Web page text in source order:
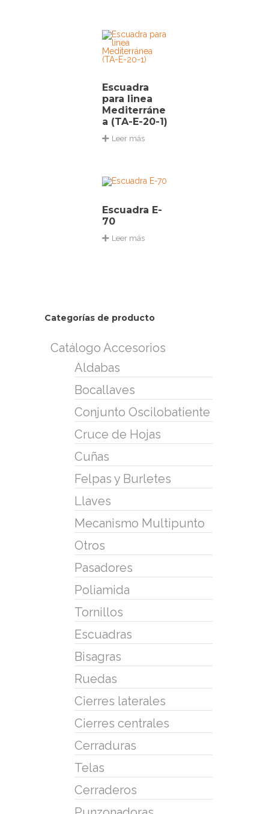
Escuadra
para linea
Mediterráne
a (TA-E-20-1)
Leer más
Escuadra E-
70
Leer más
Categorías de producto
Catálogo Accesorios
Aldabas
Bocallaves
Conjunto Oscilobatiente
Cruce de Hojas
Cuñas
Felpas y Burletes
Llaves
Mecanismo Multipunto
Otros
Pasadores
Poliamida
Tornillos
Escuadras
Bisagras
Ruedas
Cierres laterales
Cierres centrales
Cerraduras
Telas
Cerraderos